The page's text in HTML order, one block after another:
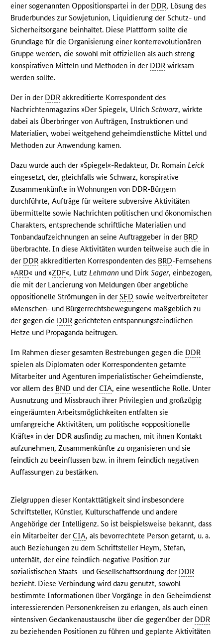
einer sogenannten Oppositionspartei in der DDR, Lösung des
Bruderbundes zur Sowjetunion, Liquidierung der Schutz- und
Sicherheitsorgane beinhaltet. Diese Plattform sollte die
Grundlage für die Organisierung einer konterrevolutionären
Gruppe werden, die sowohl mit offiziellen als auch streng
konspirativen Mitteln und Methoden in der DDR wirksam
werden sollte.
Der in der DDR akkreditierte Korrespondent des
Nachrichtenmagazins »Der Spiegel«, UlrichSchwarz, wirkte
dabei als Überbringer von Aufträgen, Instruktionen und
Materialien, wobei weitgehend geheimdienstliche Mittel und
Methoden zur Anwendung kamen.
Dazu wurde auch der »Spiegel«-Redakteur, Dr. Romain Leick
eingesetzt, der, gleichfalls wie Schwarz, konspirative
Zusammenkünfte in Wohnungen von DDR-Bürgern
durchführte, Aufträge für weitere subversive Aktivitäten
übermittelte sowie Nachrichten politischen und ökonomischen
Charakters, entsprechende schriftliche Materialien und
Tonbandaufzeichnungen an seine Auftraggeber in der BRD
überbrachte. In diese Aktivitäten wurden teilweise auch die in
der DDR akkreditierten Korrespondenten des BRD-Fernsehens
»ARD« und »ZDF«, Lutz Lehmann und DirkSager, einbezogen,
die mit der Lancierung von Meldungen über angebliche
oppositionelle Strömungen in derSED sowie weitverbreiteter
»Menschen- und Bürgerrechtsbewegungen« maßgeblich zu
der gegen die DDR gerichteten entspannungsfeindlichen
Hetze und Propaganda beitrugen.
Im Rahmen dieser gesamten Bestrebungen gegen die DDR
spielen als Diplomaten oder Korrespondenten getarnte
Mitarbeiter und Agenturen imperialistischer Geheimdienste,
vor allem des BND und der CIA, eine wesentliche Rolle. Unter
Ausnutzung und Missbrauch ihrer Privilegien und großzügig
eingeräumten Arbeitsmöglichkeiten entfalten sie
umfangreiche Aktivitäten, um politische »oppositionelle
Kräfte« in der DDR ausfindig zu machen, mit ihnen Kontakt
aufzunehmen, Zusammenkünfte zu organisieren und sie
feindlich zu beeinflussen bzw. in ihrem feindlich negativen
Auffassungen zu bestärken.
Zielgruppen dieser Kontakttätigkeit sind insbesondere
Schriftsteller, Künstler, Kulturschaffende und andere
Angehörige der Intelligenz. So ist beispielsweise bekannt, dass
ein Mitarbeiter der CIA, als bevorrechtete Person getarnt, u. a.
auch Beziehungen zu dem Schriftsteller Heym, Stefan,
unterhält, der eine feindlich-negative Position zur
sozialistischen Staats- und Gesellschaftsordnung der DDR
bezieht. Diese Verbindung wird dazu genutzt, sowohl
bestimmte Informationen über Vorgänge in den Geheimdienst
interessierenden Personenkreisen zu erlangen, als auch einen
»intensiven Gedankenaustausch« über die gegenüber der DDR
zu beziehenden Positionen zu führen und geplante Aktivitäten